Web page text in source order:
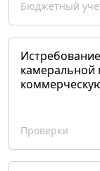
Бюджетный
камеральной
Проверки